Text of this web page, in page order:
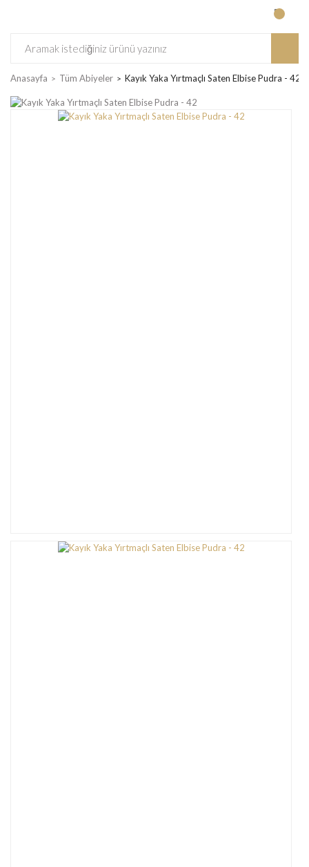
Anasayfa Tüm Abiyeler Kayık Yaka Yırtmaçlı Saten Elbise Pudra - 42